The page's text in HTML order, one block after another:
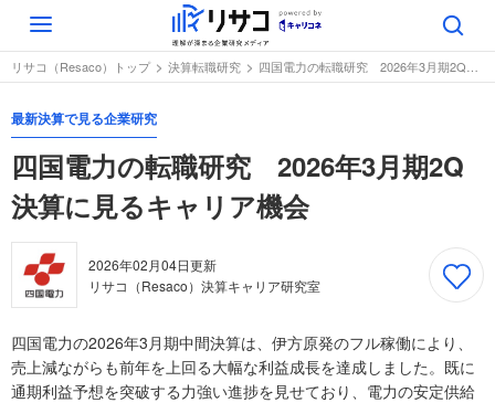
Toggle
navigation
リサコ（Resaco）トップ 決算転職研究 四国電力の転職研究 2026年3月期2Q決算に見るキャリア機会
最新決算で見る企業研究
四国電力の転職研究 2026年3月期2Q
決算に見るキャリア機会
2026年02月04日更新
リサコ（Resaco）決算キャリア研究室
四国電力の2026年3月期中間決算は、伊方原発のフル稼働により、
売上減ながらも前年を上回る大幅な利益成長を達成しました。既に
通期利益予想を突破する力強い進捗を見せており、電力の安定供給